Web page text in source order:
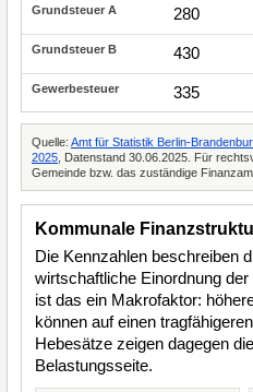
280
430
335
Quelle: Amt für Statistik Berlin-
2025 , Datenstand 30.06.2025. Für
Gemeinde bzw. das zuständige
Kommunale
Die Kennzahlen beschreiben
wirtschaftliche Einordnung
ist das ein Makrofaktor:
können auf einen
Hebesätze zeigen dagegen
Belastungsseite.